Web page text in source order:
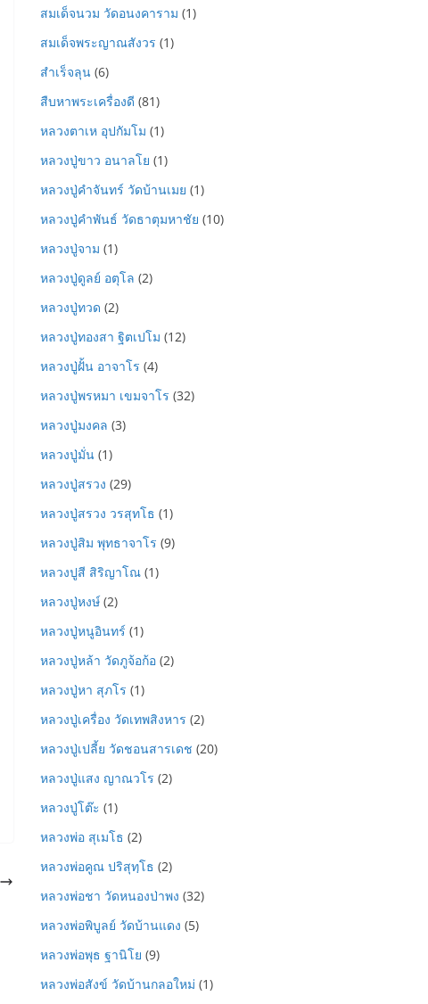
สมเด็จนวม วัดอนงคาราม (1)
สมเด็จพระญาณสังวร (1)
สำเร็จลุน (6)
สืบหาพระเครื่องดี (81)
หลวงตาเห อุปกัมโม (1)
หลวงปู่ขาว อนาลโย (1)
หลวงปู่คำจันทร์ วัดบ้านเมย (1)
หลวงปู่คำพันธ์ วัดธาตุมหาชัย (10)
หลวงปู่จาม (1)
หลวงปู่ดูลย์ อตุโล (2)
หลวงปู่ทวด (2)
หลวงปู่ทองสา ฐิตเปโม (12)
หลวงปู่ฝั้น อาจาโร (4)
หลวงปู่พรหมา เขมจาโร (32)
หลวงปู่มงคล (3)
หลวงปู่มั่น (1)
หลวงปู่สรวง (29)
หลวงปู่สรวง วรสุทโธ (1)
หลวงปู่สิม พุทธาจาโร (9)
หลวงปูสี สิริญาโณ (1)
หลวงปู่หงษ์ (2)
หลวงปู่หนูอินทร์ (1)
หลวงปู่หล้า วัดภูจ้อก้อ (2)
หลวงปู่หา สุภโร (1)
หลวงปู่เครื่อง วัดเทพสิงหาร (2)
หลวงปู่เปลี้ย วัดชอนสารเดช (20)
หลวงปู่แสง ญาณวโร (2)
หลวงปู่โต๊ะ (1)
หลวงพ่อ สุเมโธ (2)
หลวงพ่อคูณ ปริสุทฺโธ (2)
หลวงพ่อชา วัดหนองป่าพง (32)
หลวงพ่อพิบูลย์ วัดบ้านแดง (5)
หลวงพ่อพุธ ฐานิโย (9)
หลวงพ่อสังข์ วัดบ้านกลอใหม่ (1)